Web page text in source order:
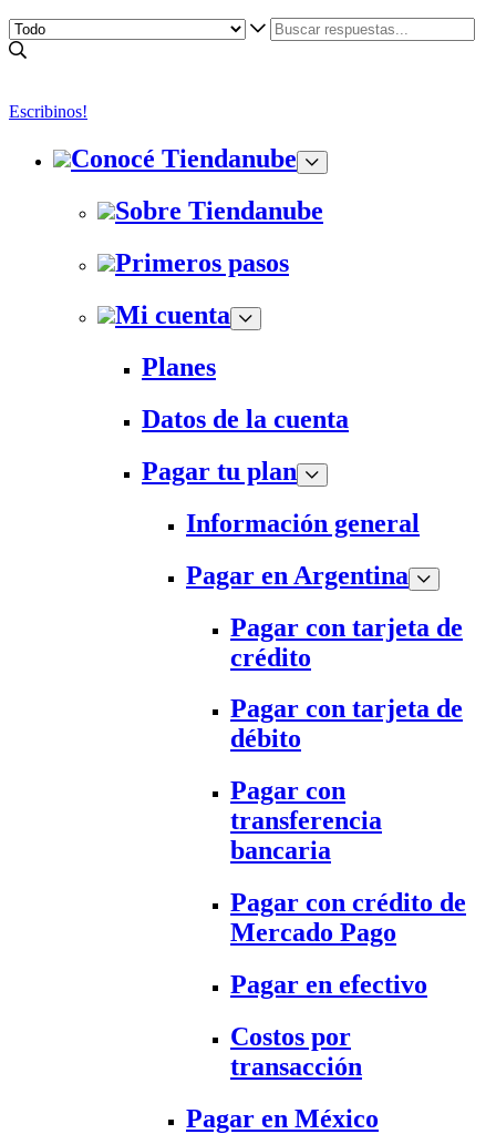
Escribinos!
Conocé Tiendanube
Sobre Tiendanube
Primeros pasos
Mi cuenta
Planes
Datos de la cuenta
Pagar tu plan
Información general
Pagar en Argentina
Pagar con tarjeta de
crédito
Pagar con tarjeta de
débito
Pagar con
transferencia
bancaria
Pagar con crédito de
Mercado Pago
Pagar en efectivo
Costos por
transacción
Pagar en México